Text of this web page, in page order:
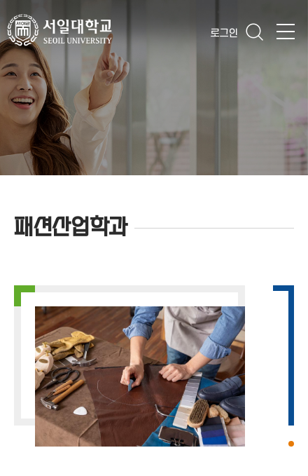
로그인
패션산업학과